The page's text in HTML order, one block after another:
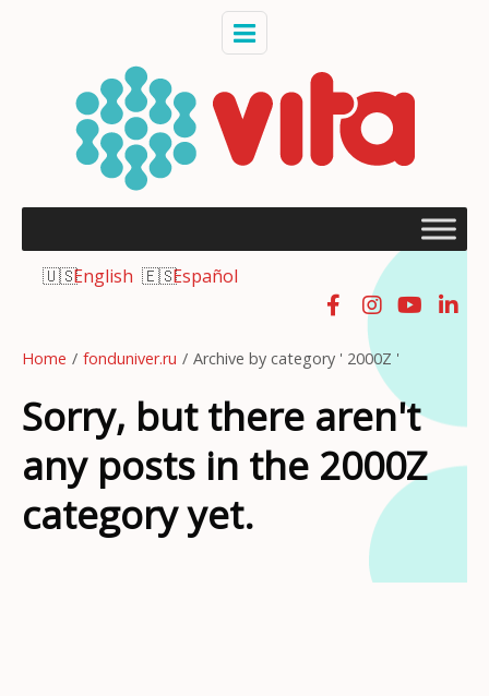
English Español
Home / fonduniver.ru / Archive by category ' 2000Z '
Sorry, but there aren't
any posts in the 2000Z
category yet.